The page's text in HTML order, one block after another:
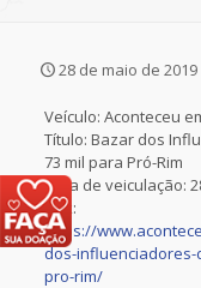
28 de maio de 2019
Veículo: Aconteceu
Título: Bazar dos
73 mil para Pró-Rim
Data de veiculação:
Link:
https://
dos-influenciadores-
pro-rim/